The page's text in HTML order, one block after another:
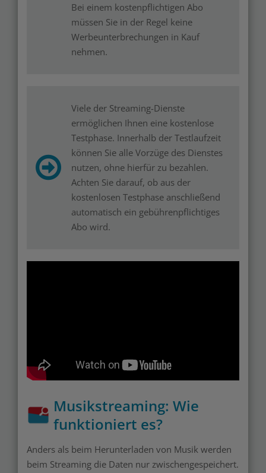
Bei einem kostenpflichtigen Abo
müssen Sie in der Regel keine
Werbeunterbrechungen in Kauf
nehmen.
Viele der Streaming-Dienste
ermöglichen Ihnen eine kostenlose
Testphase. Innerhalb der Testlaufzeit
können Sie alle Vorzüge des Dienstes
nutzen, ohne hierfür zu bezahlen.
Achten Sie darauf, ob aus der
kostenlosen Testphase anschließend
automatisch ein gebührenpflichtiges
Abo wird.
Musikstreaming: Wie
funktioniert es?
Anders als beim Herunterladen von Musik werden
beim Streaming die Daten nur zwischengespeichert.